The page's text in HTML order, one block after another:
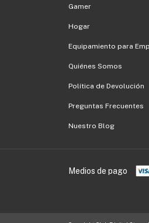
Gamer
Hogar
Equipamiento para
Quiénes Somos
Política de Devolución
Preguntas Frecuentes
Nuestro Blog
Medios de pago